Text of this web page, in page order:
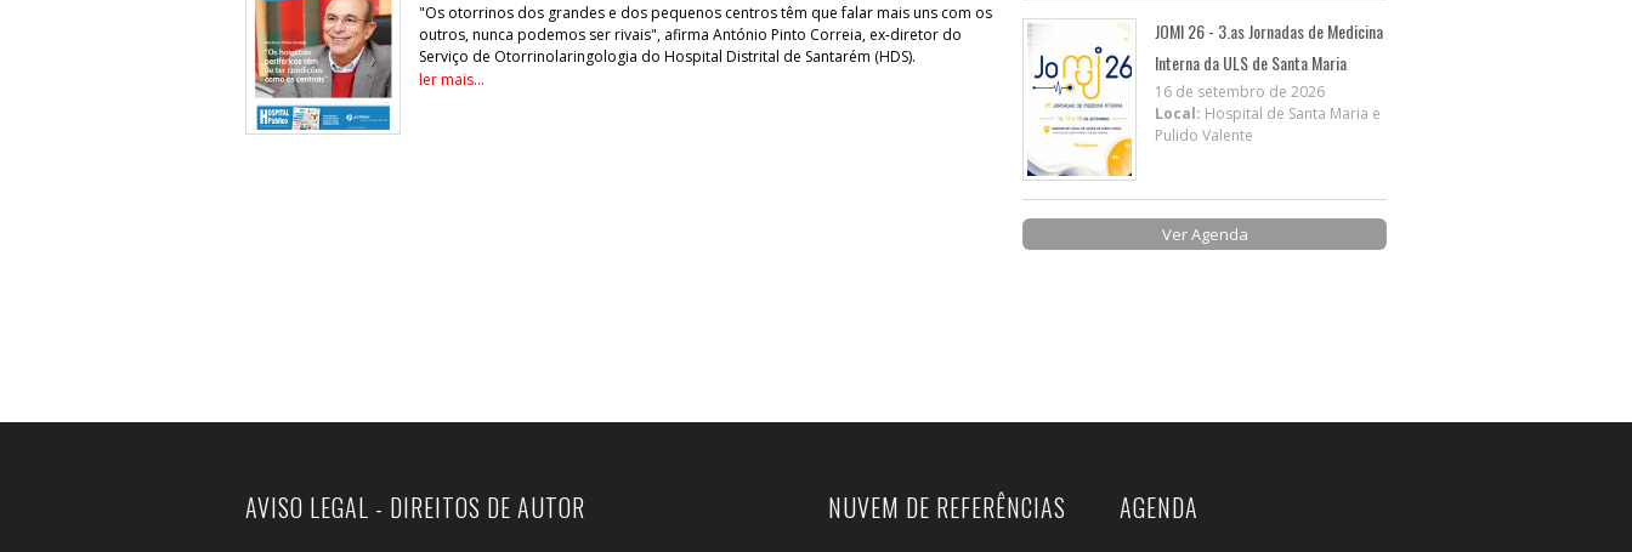
"Os otorrinos dos grandes e dos pequenos centros têm que falar mais uns com os
outros, nunca podemos ser rivais", afirma António Pinto Correia, ex-diretor do
Serviço de Otorrinolaringologia do Hospital Distrital de Santarém (HDS).
ler mais...
JOMI 26 - 3.as Jornadas de Medicina
Interna da ULS de Santa Maria
16 de setembro de 2026
Local: Hospital de Santa Maria e
Pulido Valente
Ver Agenda
AVISO LEGAL - DIREITOS DE AUTOR NUVEM DE REFERÊNCIAS AGENDA